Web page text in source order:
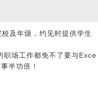
的Excel功能点不同，所以
Office的大部分工具，尤
及年级，约见时提供学生
场工作都免不了要与Exce
半功倍！